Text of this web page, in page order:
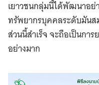
เยาวชนกลุ่มนี้ได้พัฒนาอย่
ทรัพยากรบุคคลระดับมันส
ส่วนนี้สำเร็จ จะถือเป็นกา
อย่างมาก